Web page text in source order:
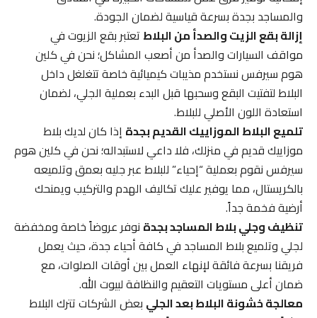
والمساجد بجدة بسرعة قياسية لضمان الجودة.
إزالة بقع الزيت والصدأ من البلاطتعتبر بقع الزيوت في
مواقف السيارات والصدأ من أصعب المشاكل؛ نحن في كلين
هوم سيرفس نستخدم مذيبات كيميائية خاصة تتغلغل داخل
البلاط لتفتيت البقع وسحبها قبل البدء بعملية الجلي، لضمان
استعادة اللون الأصلي للبلاط.
تلميع البلاط الموزاييك القديم بجدةإذا كان لديك بلاط
موزاييك قديم في منزلك، فلا داعي لاستبداله؛ نحن في كلين هوم
سيرفس نقوم بعملية “إحياء” للبلاط عبر جليه بعمق وتلميعه
بالكريستال، مما يوفير عليك تكاليف الهدم والتركيب ويمنحك
أرضية فخمة جداً.
تنظيف وجلي بلاط المساجد بجدةنوفر عروضاً خاصة ومخفضة
لجلي وتلميع بلاط المساجد في كافة أحياء جدة، حيث يعمل
فريقنا بسرعة فائقة لإنهاء العمل بين أوقات الصلوات، مع
ضمان أعلى مستويات التعقيم والنظافة لبيوت الله.
معالجة خشونة البلاط بعد الجليبعض الشركات تترك البلاط